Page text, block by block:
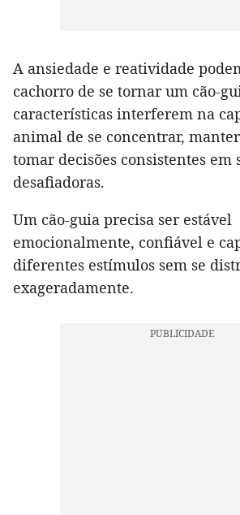
A ansiedade e reatividade
cachorro de se tornar um cão-
características interferem na
animal de se concentrar,
tomar decisões consistentes em
desafiadoras.
Um cão-guia precisa ser estável
emocionalmente, confiável e
diferentes estímulos sem se
exageradamente.